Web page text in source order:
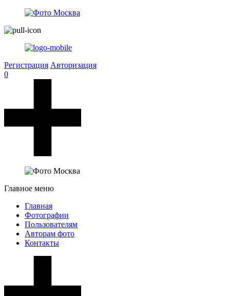
Регистрация Авторизация
0
Главное меню
Главная
Фотографии
Пользователям
Авторам фото
Контакты